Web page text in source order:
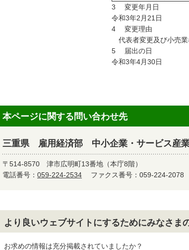
3 変更年月日
令和3年2月21日
4 変更理由
代表者変更及び小売業
5 届出の日
令和3年4月30日
本ページに関する問い合わせ先
三重県 雇用経済部 中小企業・サービス産
〒514-8570 津市広明町13番地（本庁8階）
電話番号： 059-224-2534 ファクス番号：059-224-2078
より良いウェブサイトにするためにみなさま
お求めの情報は充分掲載されていましたか？